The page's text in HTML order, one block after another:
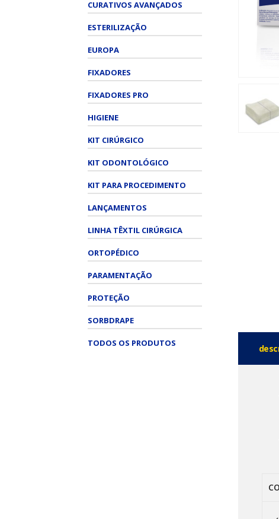
CURATIVOS AVANÇADOS
ESTERILIZAÇÃO
EUROPA
FIXADORES
FIXADORES PRO
HIGIENE
KIT CIRÚRGICO
KIT ODONTOLÓGICO
KIT PARA PROCEDIMENTO
LANÇAMENTOS
LINHA TÊXTIL CIRÚRGICA
ORTOPÉDICO
PARAMENTAÇÃO
PROTEÇÃO
SORBDRAPE
TODOS OS PRODUTOS